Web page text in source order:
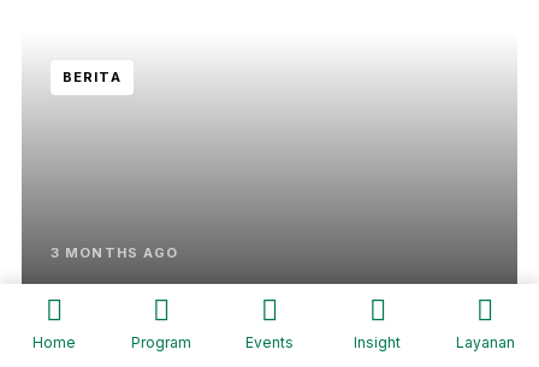
BERITA
3 MONTHS AGO
SUMU Tulungagung Gelar “Sinau
Bareng Affiliate”, Bekali Pelaku
Usaha Kuasai Peluang Bisnis
Home Program Events Insight Layanan